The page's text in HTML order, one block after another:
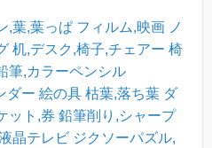
,葉,葉っぱ フィルム,映画 ノ
机,デスク,椅子,チェアー 椅
筆,カラーペンシル
ダー 絵の具 枯葉,落ち葉 ダ
ット,券 鉛筆削り,シャープ
晶テレビ ジクソーパズル,